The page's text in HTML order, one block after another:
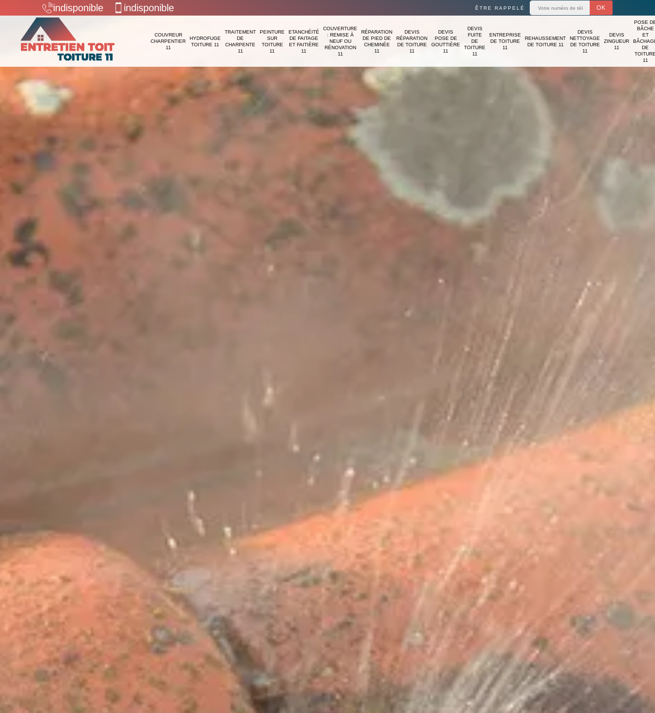
indisponible indisponible ÊTRE RAPPELÉ
COUVREUR
CHARPENTIER
11
HYDROFUGE
TOITURE 11
TRAITEMENT
DE
CHARPENTE
11
PEINTURE
SUR
TOITURE
11
ETANCHÉITÉ
DE FAITAGE
ET FAITIÈRE
11
COUVERTURE
: REMISE À
NEUF OU
RÉNOVATION
11
RÉPARATION
DE PIED DE
CHEMINÉE
11
DEVIS
RÉPARATION
DE TOITURE
11
DEVIS
POSE DE
GOUTTIÈRE
11
DEVIS
FUITE
DE
TOITURE
11
ENTREPRISE
DE TOITURE
11
REHAUSSEMENT
DE TOITURE 11
DEVIS
NETTOYAGE
DE TOITURE
11
DEVIS
ZINGUEUR
11
POSE
BÂCHE
ET
DE
11